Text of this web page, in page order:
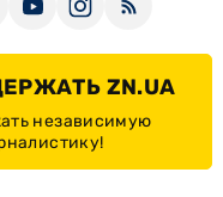
ZN.UA
независимую